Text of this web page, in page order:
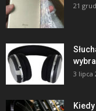
21
3 lipca